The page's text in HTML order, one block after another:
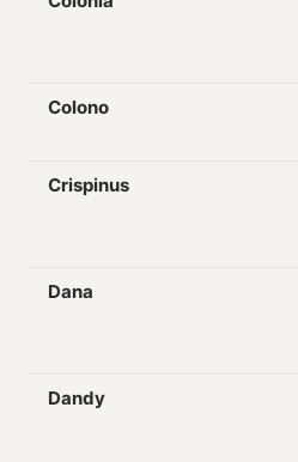
Colono
Crispinus
Dana
Dandy